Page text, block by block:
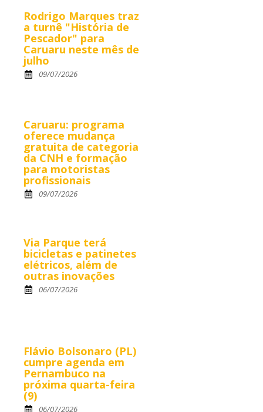
Rodrigo Marques traz
a turnê "História de
Pescador" para
Caruaru neste mês de
julho
09/07/2026
Caruaru: programa
oferece mudança
gratuita de categoria
da CNH e formação
para motoristas
profissionais
09/07/2026
Via Parque terá
bicicletas e patinetes
elétricos, além de
outras inovações
06/07/2026
Flávio Bolsonaro (PL)
cumpre agenda em
Pernambuco na
próxima quarta-feira
(9)
06/07/2026